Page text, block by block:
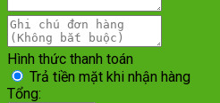
Hình thức thanh toán
Trả tiền mặt khi nhận hàng
Tổng: